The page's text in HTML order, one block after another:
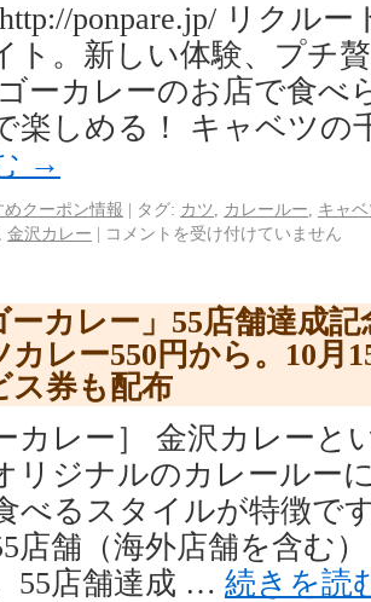
ponpare.jp/ リクル
ト。新しい体験、プチ
ーカレーのお店で食べ
楽しめる！ キャベツ
→
めクーポン情報 | タグ: カツ カレールー
キャ
金沢カレー | コメントを受け付けていません
ーカレー」55店舗達成
カレー550円から。10月
ス券も配布
カレー］ 金沢カレーと
リジナルのカレールー
べるスタイルが特徴で
店舗（海外店舗を含む
55店舗達成 … 続きを読